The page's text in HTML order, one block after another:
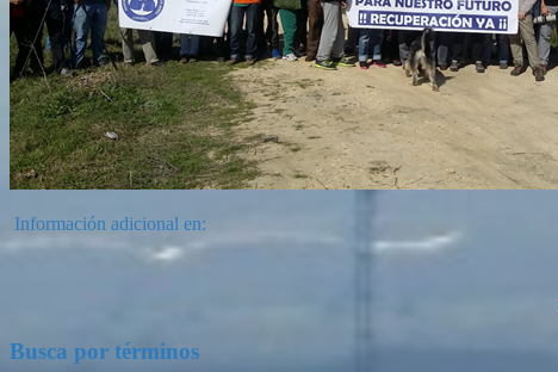
Información adicional en:
Busca por términos